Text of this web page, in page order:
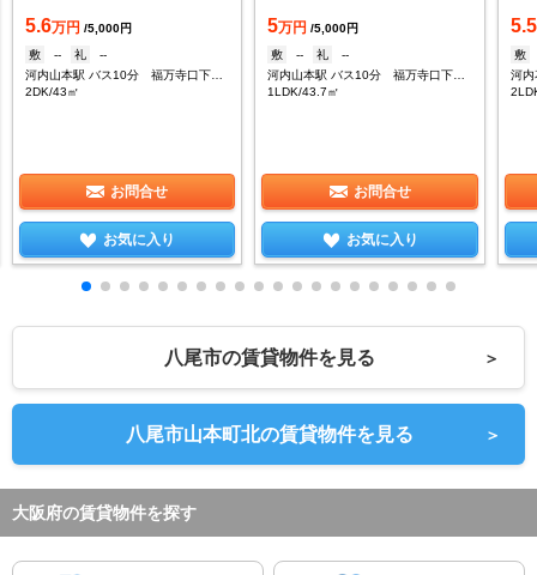
5.6万円 /5,000円
敷
-- 礼
--
河内山本駅 バス10分 福万寺口下車：停歩1分
2DK/43㎡
お問合せ
お気に入り
5万円 /5,000円
敷
-- 礼
--
1LDK/43.7㎡
お問合せ
お気に入り
5.5
敷
河
八尾市の賃貸物件を見る ＞
八尾市山本町北の賃貸物件を見る ＞
大阪府の賃貸物件を探す